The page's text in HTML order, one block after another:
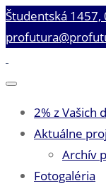
Študentská 1457,
2% z Vašich
Aktuálne
Archív
Fotogaléria